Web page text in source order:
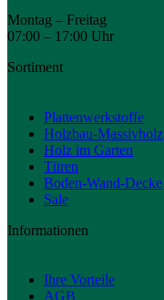
Montag – Freitag
07:00 – 17:00 Uhr
Sortiment
Plattenwerkstoffe
Holzbau-Massivholz
Holz im Garten
Türen
Boden-Wand-Decke
Sale
Informationen
Ihre Vorteile
AGB